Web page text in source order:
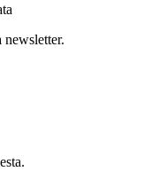
newsletter.